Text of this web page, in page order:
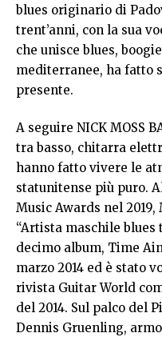
blues originario di
trent’anni, con la sua
che unisce blues,
mediterranee, ha fatto
presente.
A seguire NICK MOSS
tra basso, chitarra
hanno fatto vivere le
statunitense più puro.
Music Awards nel
“Artista maschile blues
decimo album, Time
marzo 2014 ed è stato
rivista Guitar World
del 2014. Sul palco del
Dennis Gruenling,